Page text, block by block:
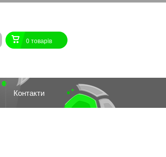
0 товарiв
Контакти